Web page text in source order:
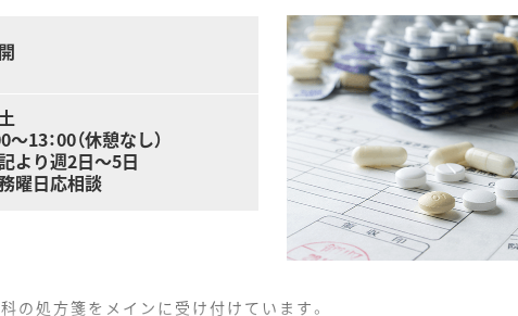
～13：00（休憩なし）
より週2日～5日
曜日応相談
の処方箋をメインに受け付けています。